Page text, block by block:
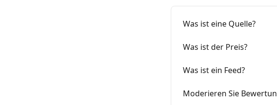
Was ist eine Quelle?
Was ist der Preis?
Was ist ein Feed?
Moderieren Sie